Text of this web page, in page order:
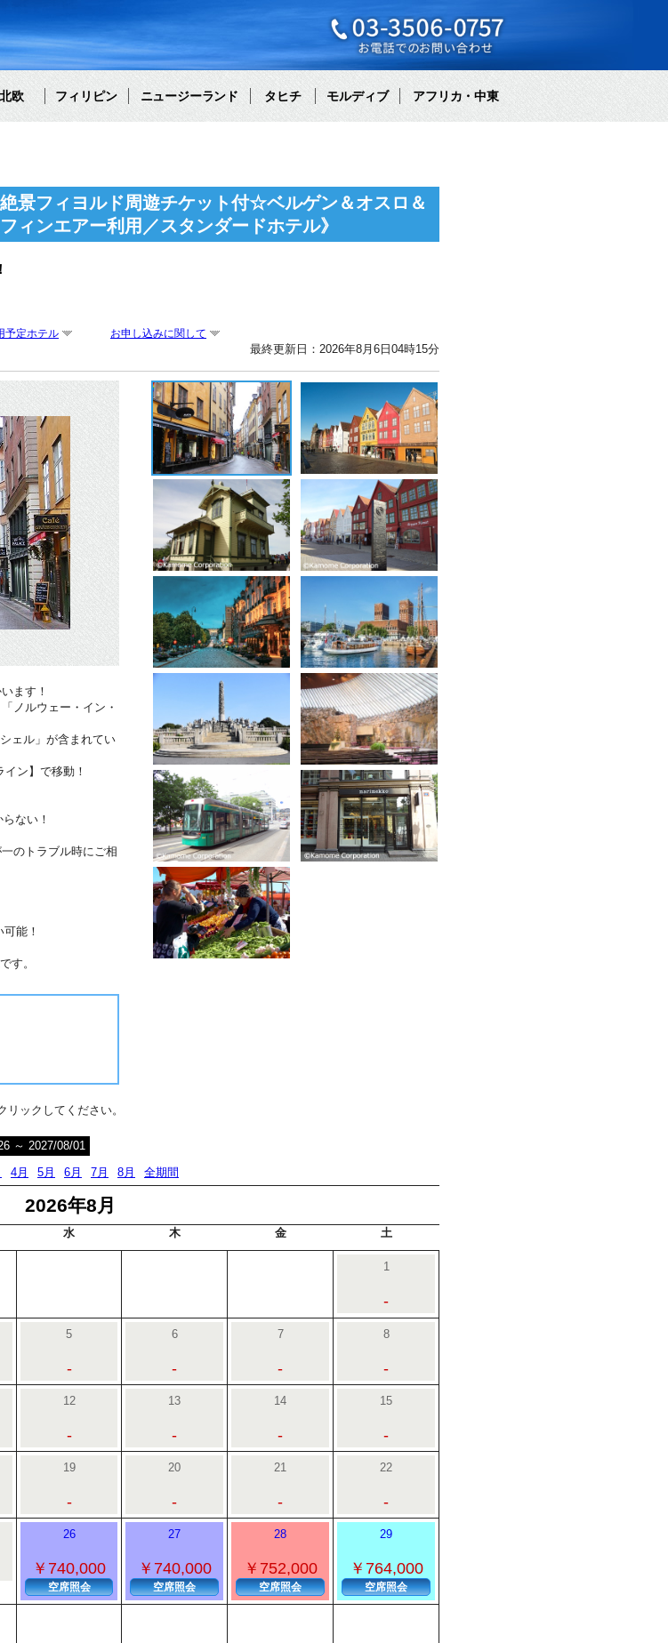
北欧 フィリピン ニュージーランド タヒチ モルディブ アフリカ・中東
景フィヨルド周遊チケット付☆ベルゲン＆オスロ＆
ィンエアー利用／スタンダードホテル》
予定ホテル お申し込みに関して
最終更新日：2026年8月6日04時15分
ます！
ノルウェー・イン・
ェル」が含まれてい
ン】で移動！
ない！
のトラブル時にご相
能！
す。
ックしてください。
～ 2027/08/01
4月 5月 6月 7月 8月 全期間
2026年8月
水 木 金 土
1
-
5
-
6
-
7
-
8
-
12
-
13
-
14
-
15
-
19
-
20
-
21
-
22
-
26
￥740,000
空席照会
27
￥740,000
空席照会
28
￥752,000
空席照会
29
￥764,000
空席照会